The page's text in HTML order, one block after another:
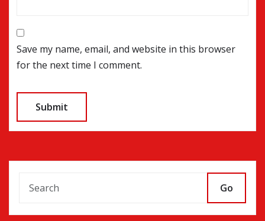
Save my name, email, and website in this browser
for the next time I comment.
Go